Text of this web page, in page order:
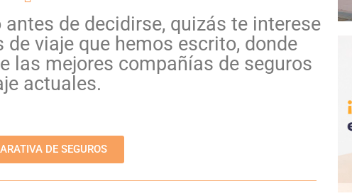
de decidirse, quizás te interese
viaje que hemos escrito, donde
las mejores compañías de seguros
actuales.
DE SEGUROS